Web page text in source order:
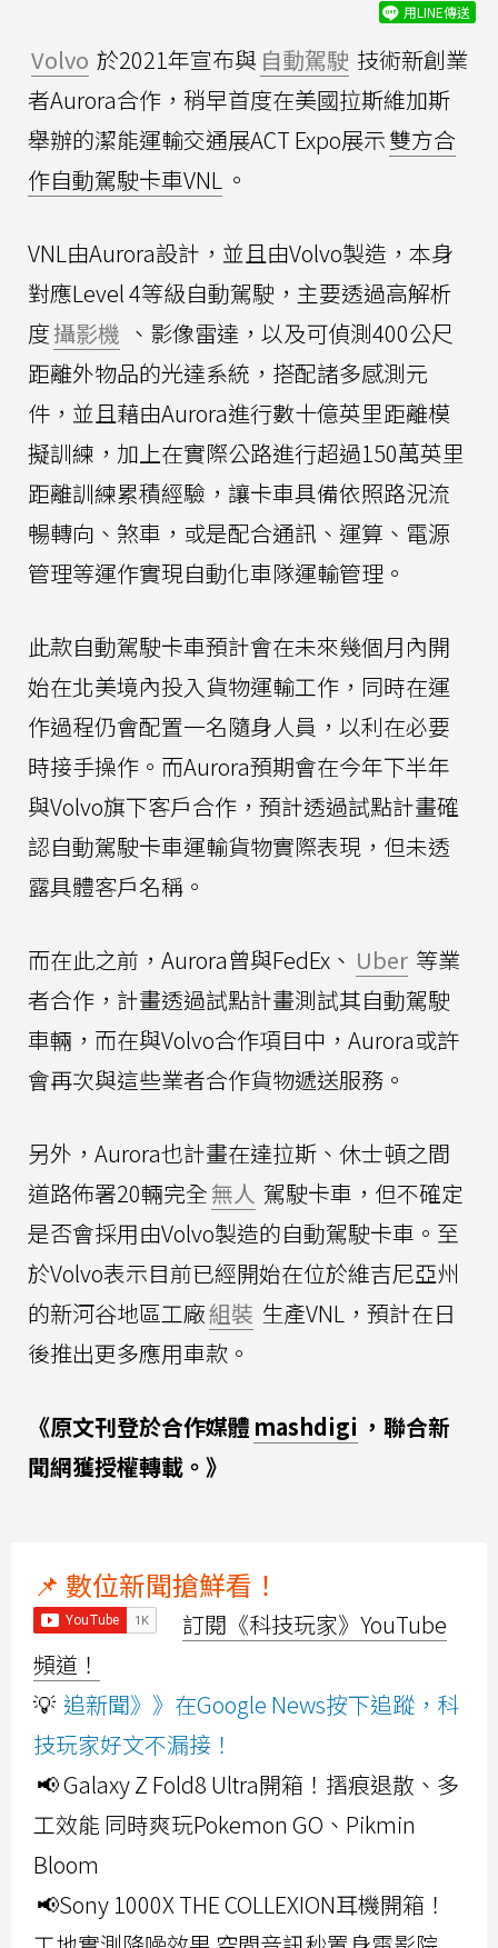
用LINE傳送
Volvo 於2021年宣布與 自動駕駛 技術新創業
者Aurora合作，稍早首度在美國拉斯維加斯
舉辦的潔能運輸交通展ACT Expo展示雙方合
作自動駕駛卡車VNL 。
VNL由Aurora設計，並且由Volvo製造，本身
對應Level 4等級自動駕駛，主要透過高解析
度攝影機 、影像雷達，以及可偵測400公尺
距離外物品的光達系統，搭配諸多感測元
件，並且藉由Aurora進行數十億英里距離模
擬訓練，加上在實際公路進行超過150萬英里
距離訓練累積經驗，讓卡車具備依照路況流
暢轉向、煞車，或是配合通訊、運算、電源
管理等運作實現自動化車隊運輸管理。
此款自動駕駛卡車預計會在未來幾個月內開
始在北美境內投入貨物運輸工作，同時在運
作過程仍會配置一名隨身人員，以利在必要
時接手操作。而Aurora預期會在今年下半年
與Volvo旗下客戶合作，預計透過試點計畫確
認自動駕駛卡車運輸貨物實際表現，但未透
露具體客戶名稱。
而在此之前，Aurora曾與FedEx、 Uber 等業
者合作，計畫透過試點計畫測試其自動駕駛
車輛，而在與Volvo合作項目中，Aurora或許
會再次與這些業者合作貨物遞送服務。
另外，Aurora也計畫在達拉斯、休士頓之間
道路佈署20輛完全無人 駕駛卡車，但不確定
是否會採用由Volvo製造的自動駕駛卡車。至
於Volvo表示目前已經開始在位於維吉尼亞州
的新河谷地區工廠組裝 生產VNL，預計在日
後推出更多應用車款。
《原文刊登於合作媒體 mashdigi ，聯合新
聞網獲授權轉載。》
📌 數位新聞搶鮮看！
訂閱《科技玩家》YouTube
頻道！
💡 追新聞》》在Google News按下追蹤，科
技玩家好文不漏接！
📢 Galaxy Z Fold8 Ultra開箱！摺痕退散、多
工效能 同時爽玩Pokemon GO、Pikmin
Bloom
📢Sony 1000X THE COLLEXION耳機開箱！